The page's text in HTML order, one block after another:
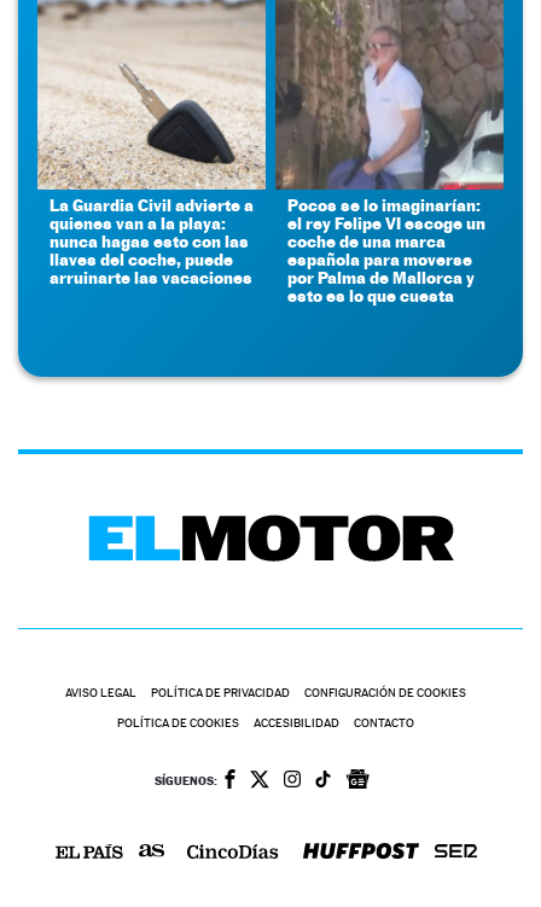
La Guardia Civil advierte a
quienes van a la playa:
nunca hagas esto con las
llaves del coche, puede
arruinarte las vacaciones
Pocos se lo imaginarían:
el rey Felipe VI escoge un
coche de una marca
española para moverse
por Palma de Mallorca y
esto es lo que cuesta
AVISO LEGAL POLÍTICA DE PRIVACIDAD CONFIGURACIÓN DE COOKIES
POLÍTICA DE COOKIES ACCESIBILIDAD CONTACTO
SÍGUENOS: